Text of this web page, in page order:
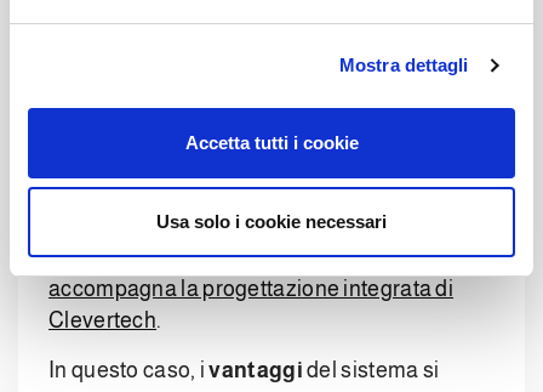
o
Mostra dettagli
Accetta tutti i cookie
Usa solo i cookie necessari
stoccaggio.
food: i plus del sistema
L’installazione del sistema ha centrato
l’obiettivo grazie all’analisi e allo studio che
accompagna la progettazione integrata di
Clevertech.
In questo caso, ivantaggi del sistema si